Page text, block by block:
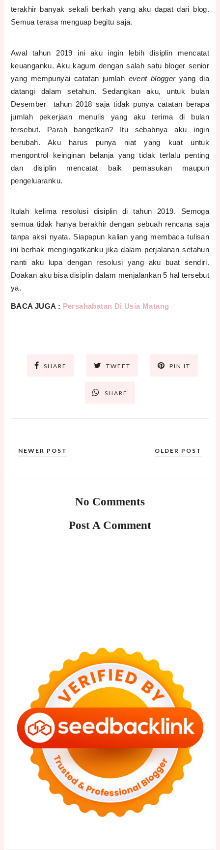
terakhir banyak sekali berkah yang aku dapat dari blog.
Semua terasa menguap begitu saja.
Awal tahun 2019 ini aku ingin lebih disiplin mencatat
keuanganku. Aku kagum dengan salah satu bloger senior
yang mempunyai catatan jumlah event bloggeryang dia
datangi dalam setahun. Sedangkan aku, untuk bulan
Desember
tahun 2018 saja tidak punya catatan berapa
jumlah pekerjaan menulis yang aku terima di bulan
tersebut. Parah bangetkan? Itu sebabnya aku ingin
berubah. Aku harus punya niat yang kuat untuk
mengontrol keinginan belanja yang tidak terlalu penting
dan disiplin mencatat baik pemasukan maupun
pengeluaranku.
Itulah kelima resolusi disiplin di tahun 2019. Semoga
semua tidak hanya berakhir dengan sebuah rencana saja
tanpa aksi nyata. Siapapun kalian yang membaca tulisan
ini berhak mengingatkanku jika dalam perjalanan setahun
nanti aku lupa dengan resolusi yang aku buat sendiri.
Doakan aku bisa disiplin dalam menjalankan 5 hal tersebut
ya.
BACA JUGA : Persahabatan Di Usia Matang
SHARE TWEET PIN IT
SHARE
NEWER POST OLDER POST
No Comments
Post A Comment